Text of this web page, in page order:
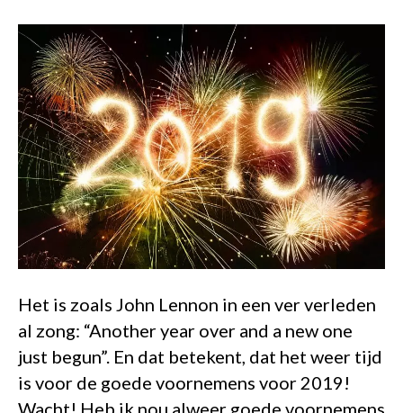
Het is zoals John Lennon in een ver verleden
al zong: “Another year over and a new one
just begun”. En dat betekent, dat het weer tijd
is voor de goede voornemens voor 2019!
Wacht! Heb ik nou alweer goede voornemens